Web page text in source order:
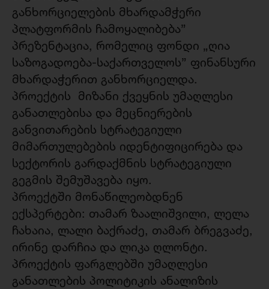
განხორციელების მხარდამჭერი
პლატფორმის ჩამოყალიბება”
პრეზენტაცია, რომელიც ფონდი „ღია
საზოგადოება-საქართველოს” ფინანსური
მხარდაჭერით განხორციელდა.
პროექტის მიზანი ქვეყნის უმაღლესი
განათლებისა და მეცნიერების
განვითარების სტრატეგიული
მიმართულებების იდენტიფიცირება და
სექტორის გარდაქმნის სტრატეგიული
გეგმის შემუშავება იყო.
პროექტში მონაწილეობდნენ
ექსპერტები: თამარ ზაალიშვილი, ლელა
ჩახაია, ლალი ბაქრაძე, თამარ ბრეგვაძე,
ირინე დარჩია და ლიკა ღლონტი.
პროექტის ფარგლებში უმაღლესი
განათლების პოლიტიკის ანალიზის